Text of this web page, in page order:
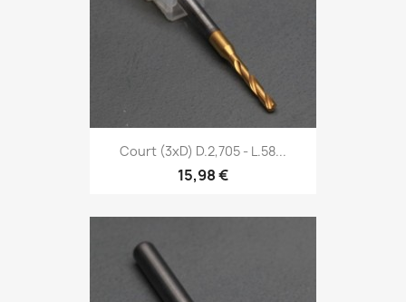
Court (3xD) D.2,705 - L.58...
15,98 €